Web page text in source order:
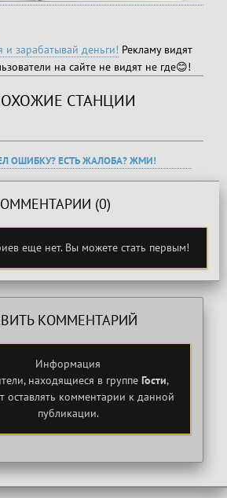
зарабатывай деньги! Рекламу видят
на сайте не видят не где😊!
СТАНЦИИ
ОШИБКУ? ЕСТЬ ЖАЛОБА? ЖМИ!
(0)
еще нет. Вы можете стать первым!
КОММЕНТАРИЙ
Информация
находящиеся в группе Гости,
оставлять комментарии к данной
публикации.